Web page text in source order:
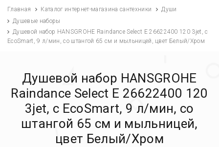
Главная Каталог интернет-магазина сантехники
Души
Душевые наборы
Душевой набор HANSGROHE Raindance Select E 26622400 120 3jet, с
EcoSmart, 9 л/мин, со штангой 65 см и мыльницей, цвет Белый/Хром
Душевой набор HANSGROHE
Raindance Select E 26622400 120
3jet, с EcoSmart, 9 л/мин, со
штангой 65 см и мыльницей,
цвет Белый/Хром